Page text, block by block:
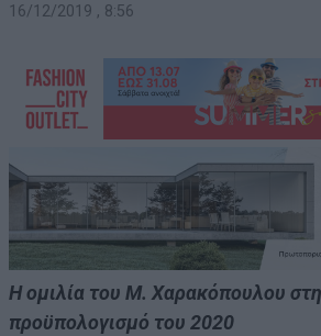
16/12/2019 , 8:56
Η ομιλία του Μ. Χαρακόπουλου
προϋπολογισμό του 2020